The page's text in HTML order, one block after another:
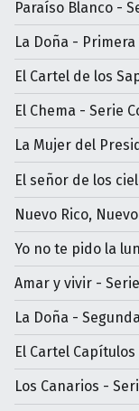
Paraíso Blanco -
La Doña -
El Cartel de los
El Chema - Serie
La Mujer del
El señor de los
Nuevo Rico,
Yo no te pido la
Amar y vivir -
La Doña -
El Cartel
Los Canarios -